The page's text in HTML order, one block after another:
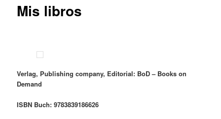
Mis libros
Verlag, Publishing company, Editorial: BoD – Books on
Demand
ISBN Buch: 9783839186626